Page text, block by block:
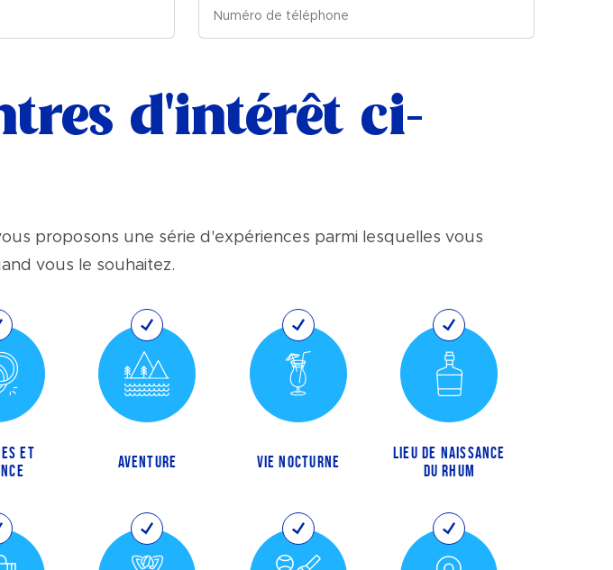
d'intérêt ci-
proposons une série d'expériences parmi lesquelles vous
vous le souhaitez.
ET
AVENTURE VIE NOCTURNE
LIEU DE NAISSANCE
DU RHUM